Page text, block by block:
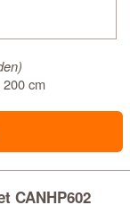
cm
CANHP602